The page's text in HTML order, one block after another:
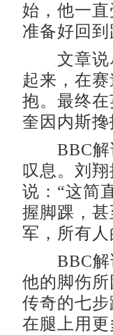
始，他一
准备好回
文章说尽
起来，在
抱。最终
奎因内斯搀
BBC解说
叹息。刘
说：“这简
握脚踝，
军，所有
BBC解说
他的脚伤
传奇的七
在腿上用